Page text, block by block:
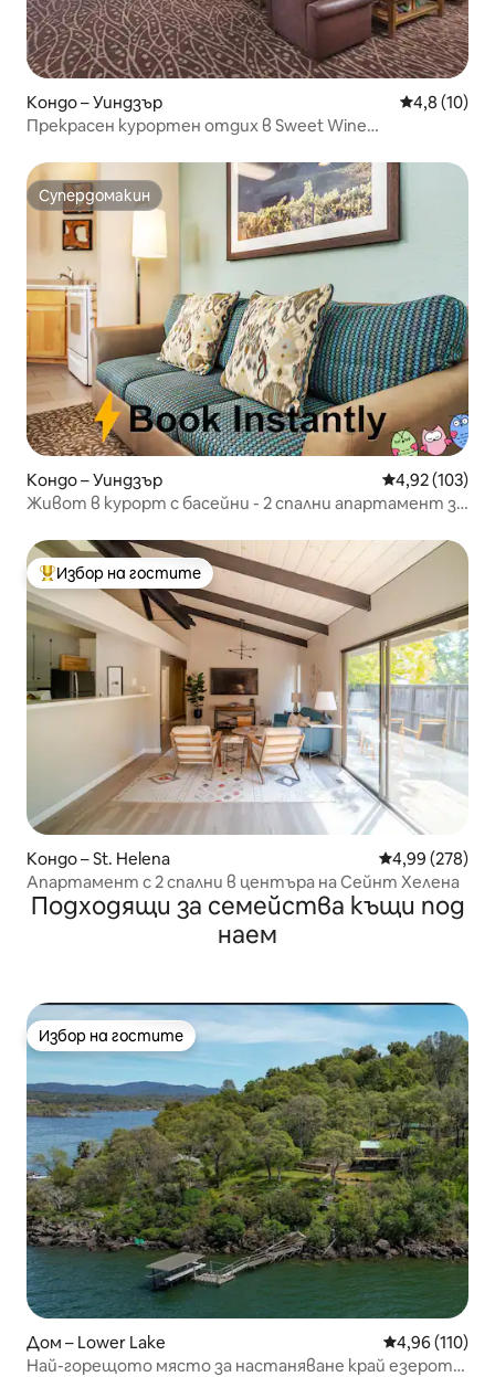
Кондо – Уиндзър Средна
4,8 (10)
Прекрасен курортен отдих в Sweet Wine
Супердомакин
Супердомакин
Кондо – Уиндзър Средна
4,92 (103)
Живот в курорт с басейни - 2 спални апартамент за
Най-популярен избор на гостите
Избор на гостите
Кондо – St. Helena Средна
4,99 (278)
Апартамент с 2 спални в центъра на Сейнт Хелена
Подходящи за семейства къщи под
наем
Избор на гостите
Избор на гостите
Дом – Lower Lake Средна
4,96 (110)
Най-горещото място за настаняване край езерото!